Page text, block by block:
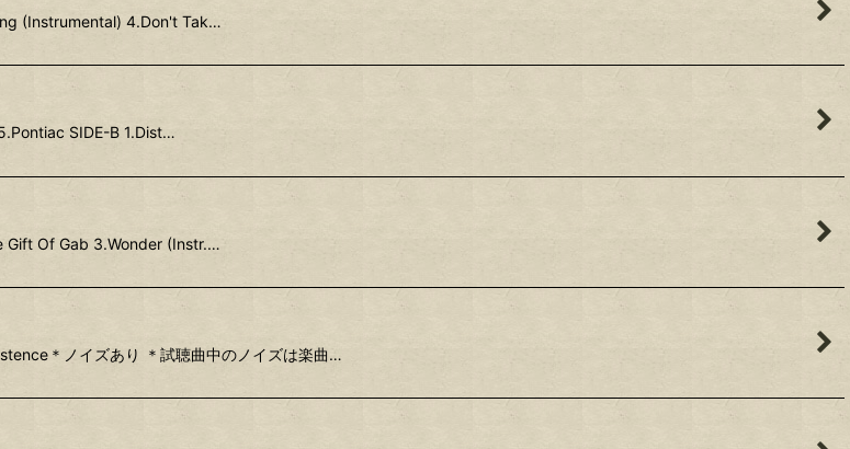
(Instrumental) 4.Don't Tak…
SIDE-B 1.Dist…
Gift Of Gab 3.Wonder (Instr.…
＊ノイズあり ＊試聴曲中のノイズは楽曲…